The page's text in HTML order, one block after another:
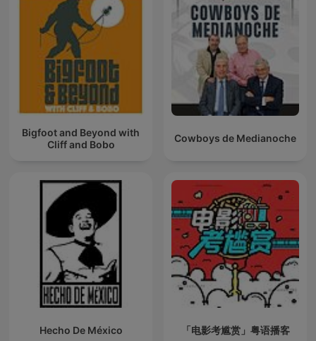
Bigfoot and Beyond with
Cliff and Bobo
Cowboys de Medianoche
Hecho De México 「电影考尴赏」粤语播客